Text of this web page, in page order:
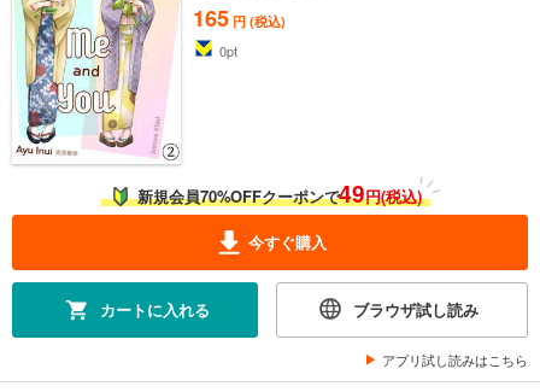
165 円 (税込)
0pt
新規会員70%OFFクーポンで49円(税込)
今すぐ購入
カートに入れる ブラウザ試し読み
アプリ試し読みはこちら